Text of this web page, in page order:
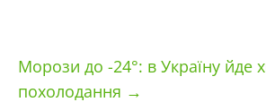
Морози до -24°: в Україну йде
похолодання →